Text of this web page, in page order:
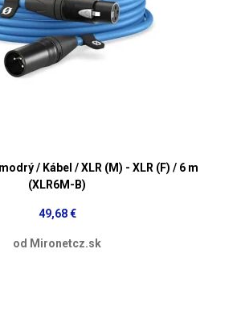
/ Kábel / XLR (M) - XLR (F) / 6 m
(XLR6M-B)
49,68 €
od Mironetcz.sk